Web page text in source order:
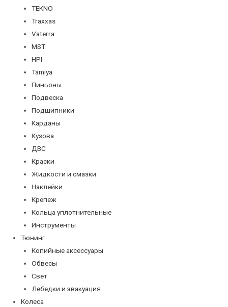
TEKNO
Traxxas
Vaterra
MST
HPI
Tamiya
Пиньоны
Подвеска
Подшипники
Карданы
Кузова
ДВС
Краски
Жидкости и смазки
Наклейки
Крепеж
Кольца уплотнительные
Инструменты
Тюнинг
Копийные аксессуары
Обвесы
Свет
Лебедки и эвакуация
Колеса